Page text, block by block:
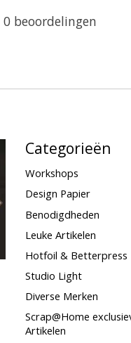
0 beoordelingen
Categorieën
Workshops
Design Papier
Benodigdheden
Leuke Artikelen
Hotfoil & Betterpress
Studio Light
Diverse Merken
Scrap@Home
Artikelen